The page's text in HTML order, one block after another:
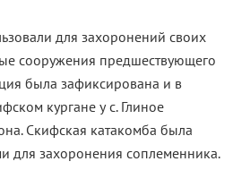
для захоронений своих
сооружения предшествующего
была зафиксирована и в
кургане у с. Глиное
Скифская катакомба была
для захоронения соплеменника.